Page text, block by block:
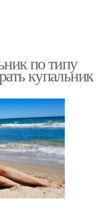
по типу
купальник